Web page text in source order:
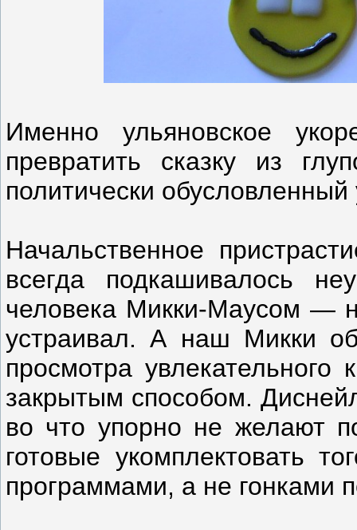
Именно ульяновское
превратить сказку из
политически
Начальственное
всегда подкашивалось
человека Микки-Маусом —
устраивал. А наш Микки
просмотра
закрытым способом.
во что упорно не желают
готовые укомплектовать
программами, а не гонками